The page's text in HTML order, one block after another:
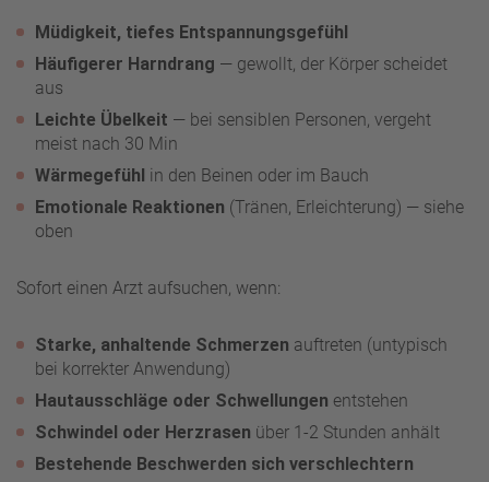
Müdigkeit, tiefes Entspannungsgefühl
Häufigerer Harndrang — gewollt, der Körper scheidet
aus
Leichte Übelkeit — bei sensiblen Personen, vergeht
meist nach 30 Min
Wärmegefühl in den Beinen oder im Bauch
Emotionale Reaktionen (Tränen, Erleichterung) — siehe
oben
Sofort einen Arzt aufsuchen, wenn:
Starke, anhaltende Schmerzen auftreten (untypisch
bei korrekter Anwendung)
Hautausschläge oder Schwellungen entstehen
Schwindel oder Herzrasen über 1-2 Stunden anhält
Bestehende Beschwerden sich verschlechtern